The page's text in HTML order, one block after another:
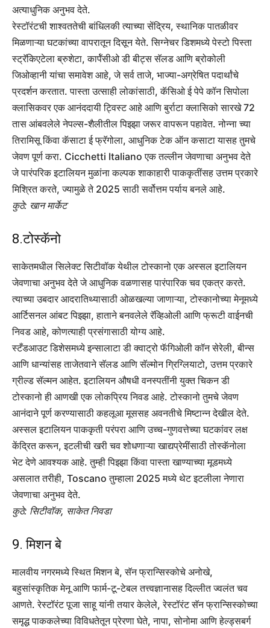
अत्याधुनिक अनुभव देते.
रेस्टॉरंटची शाश्वततेची बांधिलकी त्याच्या सेंद्रिय, स्थानिक पातळीवर
मिळणाऱ्या घटकांच्या वापरातून दिसून येते. सिग्नेचर डिशमध्ये पेस्टो पिस्ता
स्ट्रॅकिएटेला ब्रुशेटा, कार्पॅसीओ डी बीट्स सॅलड आणि ब्रोकोली
जिओव्हानी यांचा समावेश आहे, जे सर्व ताजे, भाज्या-अग्रेषित पदार्थांचे
प्रदर्शन करतात. पास्ता उत्साही लोकांसाठी, कॅसिओ ई पेपे कॉन सिपोला
क्लासिकवर एक आनंददायी ट्विस्ट आहे आणि बुर्राटा क्लासिको सारखे 72
तास आंबवलेले नेपल्स-शैलीतील पिझ्झा जरूर वापरून पहावेत. नोन्ना च्या
तिरामिसू किंवा कॅसाटा ई फ्रॅगोला, आधुनिक टेक ऑन कसाटा यासह तुमचे
जेवण पूर्ण करा. Cicchetti Italiano एक तल्लीन जेवणाचा अनुभव देते
जे पारंपरिक इटालियन मुळांना कल्पक शाकाहारी पाककृतींसह उत्तम प्रकारे
मिश्रित करते, ज्यामुळे ते 2025 साठी सर्वोत्तम पर्याय बनले आहे.
कुठे: खान मार्केट
8.टोस्कॅनो
साकेतमधील सिलेक्ट सिटीवॉक येथील टोस्कानो एक अस्सल इटालियन
जेवणाचा अनुभव देते जे आधुनिक वळणासह पारंपारिक चव एकत्र करते.
त्याच्या उबदार आदरातिथ्यासाठी ओळखल्या जाणाऱ्या, टोस्कानोच्या मेनूमध्ये
आर्टिसनल आंबट पिझ्झा, हाताने बनवलेले रॅव्हिओली आणि फ्रूटी वाईनची
निवड आहे, कोणत्याही प्रसंगासाठी योग्य आहे.
स्टँडआउट डिशेसमध्ये इन्सालाटा डी क्वाट्रो फॅगिओली कॉन सेरेली, बीन्स
आणि धान्यांसह ताजेतवाने सॅलड आणि सॅल्मोन ग्रिग्लियाटो, उत्तम प्रकारे
ग्रील्ड सॅल्मन आहेत. इटालियन औषधी वनस्पतींनी युक्त चिकन डी
टोस्कानो ही आणखी एक लोकप्रिय निवड आहे. टोस्कानो तुमचे जेवण
आनंदाने पूर्ण करण्यासाठी कहलूआ मूससह अवनतीचे मिष्टान्न देखील देते.
अस्सल इटालियन पाककृती परंपरा आणि उच्च-गुणवत्तेच्या घटकांवर लक्ष
केंद्रित करून, इटलीची खरी चव शोधणाऱ्या खाद्यप्रेमींसाठी तोस्कॅनोला
भेट देणे आवश्यक आहे. तुम्ही पिझ्झा किंवा पास्ता खाण्याच्या मूडमध्ये
असलात तरीही, Toscano तुम्हाला 2025 मध्ये थेट इटलीला नेणारा
जेवणाचा अनुभव देते.
कुठे: सिटीवॉक, साकेत निवडा
9. मिशन बे
मालवीय नगरमध्ये स्थित मिशन बे, सॅन फ्रान्सिस्कोचे अनोखे,
बहुसांस्कृतिक मेनू आणि फार्म-टू-टेबल तत्त्वज्ञानासह दिल्लीत ज्वलंत चव
आणते. रेस्टॉरंट पूजा साहू यांनी तयार केलेले, रेस्टॉरंट सॅन फ्रान्सिस्कोच्या
समृद्ध पाककलेच्या विविधतेतून प्रेरणा घेते, नापा, सोनोमा आणि हेल्ड्सबर्ग